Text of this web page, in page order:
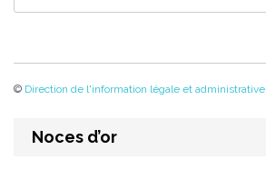
© Direction de l'information légale et administrative
Noces d’or